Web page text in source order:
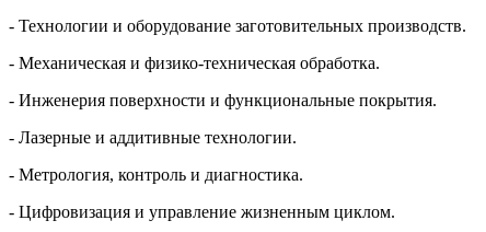
- Технологии и оборудование заготовительных производств.
- Механическая и физико-техническая обработка.
- Инженерия поверхности и функциональные покрытия.
- Лазерные и аддитивные технологии.
- Метрология, контроль и диагностика.
- Цифровизация и управление жизненным циклом.